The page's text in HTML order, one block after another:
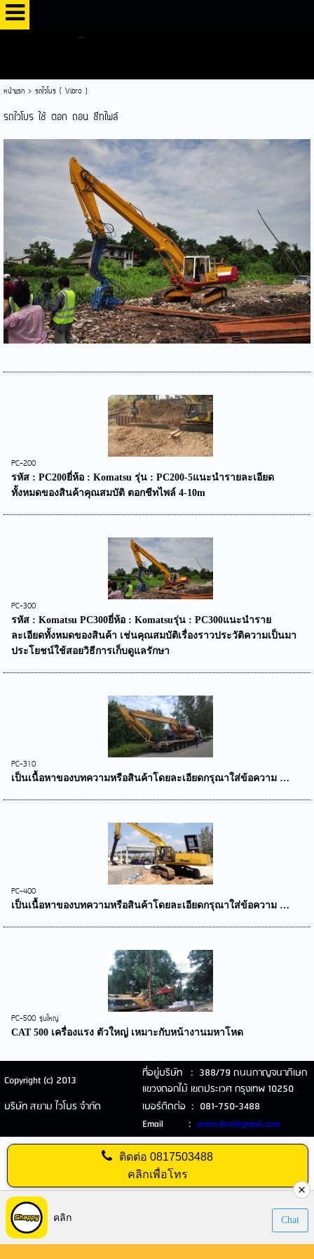
หน้าแรก> รถไวโบร ( Vibro )
รถไวโบร ใช้ ตอก ถอน ชีทไพล์
PC-200
รหัส : PC200ยี่ห้อ : Komatsu รุ่น : PC200-5แนะนำรายละเอียด
ทั้งหมดของสินค้าคุณสมบัติ ตอกชีทไพล์ 4-10m
PC-300
รหัส : Komatsu PC300ยี่ห้อ : Komatsuรุ่น : PC300แนะนำราย
ละเอียดทั้งหมดของสินค้า เช่นคุณสมบัติเรื่องราวประวัติความเป็นมา
ประโยชน์ใช้สอยวิธีการเก็บดูแลรักษา
PC-310
เป็นเนื้อหาของบทความหรือสินค้าโดยละเอียดกรุณาใส่ข้อความ …
PC-400
เป็นเนื้อหาของบทความหรือสินค้าโดยละเอียดกรุณาใส่ข้อความ …
PC-500 รุ่นใหญ่
CAT 500 เครื่องแรง ตัวใหญ่ เหมาะกับหน้างานมหาโหด
Copyright (c) 2013
ที่อยู่บริษัท : 388/79 ถนนกาญจนาภิเษก
แขวงดอกไม้ เขตประเวศ กรุงเทพ 10250
บริษัท สยาม ไวโบร จำกัด
เบอร์ติดต่อ : 081-750-3488
Email : siamvibro@gmail.com
ติดต่อ0817503488
คลิกเพื่อโทร
Visitors: 593,887
คลิก Chat